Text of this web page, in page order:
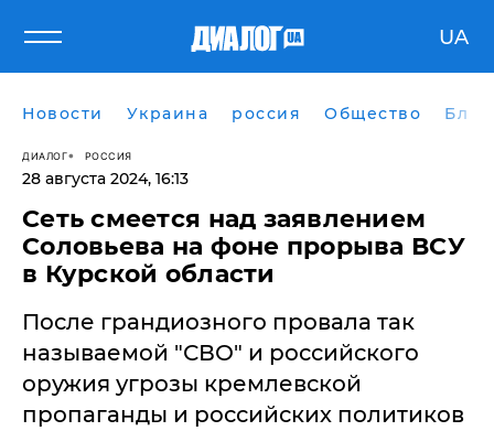
UA
Новости Украина россия Общество
ДИАЛОГ РОССИЯ
28 августа 2024, 16:13
Сеть смеется над заявлением
Соловьева на фоне прорыва ВСУ
в Курской области
После грандиозного провала так
называемой "СВО" и российского
оружия угрозы кремлевской
пропаганды и российских политиков